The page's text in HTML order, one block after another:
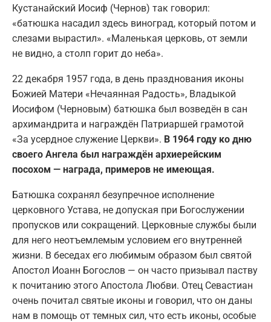
Кустанайский Иосиф (Чернов) так говорил:
«батюшка насадил здесь виноград, который потом и
слезами вырастил». «Маленькая церковь, от земли
не видно, а столп горит до неба».
22 декабря 1957 года, в день празднования иконы
Божией Матери «Нечаянная Радость», Владыкой
Иосифом (Черновым) батюшка был возведён в сан
архимандрита и награждён Патриаршей грамотой
«За усердное служение Церкви». В 1964 году ко дню
своего Ангела был награждён архиерейским
посохом — награда, примеров не имеющая.
Батюшка сохранял безупречное исполнение
церковного Устава, не допуская при Богослужении
пропусков или сокращений. Церковные службы были
для него неотъемлемым условием его внутренней
жизни. В беседах его любимым образом был святой
Апостол Иоанн Богослов — он часто призывал паству
к почитанию этого Апостола Любви. Отец Севастиан
очень почитал святые иконы и говорил, что он даны
нам в помощь от темных сил, что есть иконы, особые